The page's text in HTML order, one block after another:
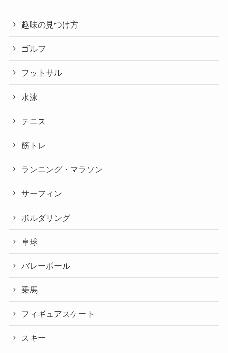
趣味の見つけ方
ゴルフ
フットサル
水泳
テニス
筋トレ
ランニング・マラソン
サーフィン
ボルダリング
卓球
バレーボール
乗馬
フィギュアスケート
スキー